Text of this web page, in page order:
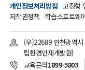
개인정보처리방침 고정형
저작권정책 학습소프트웨
(우)22689 인천광역
립환경인재개발원)
교육문의1899-5803